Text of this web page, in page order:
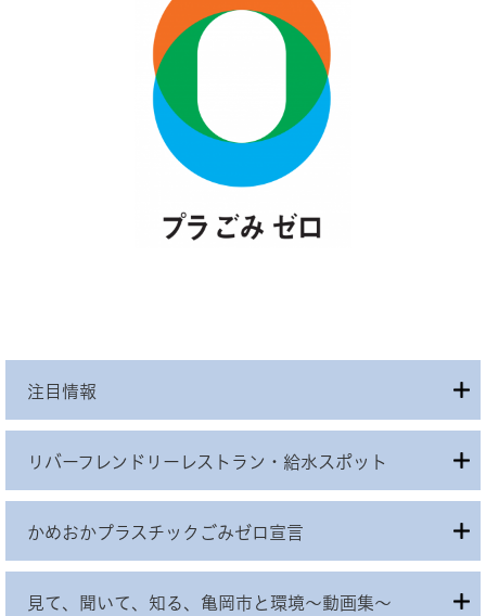
注目情報
リバーフレンドリーレストラン・給水スポット
かめおかプラスチックごみゼロ宣言
見て、聞いて、知る、亀岡市と環境～動画集～